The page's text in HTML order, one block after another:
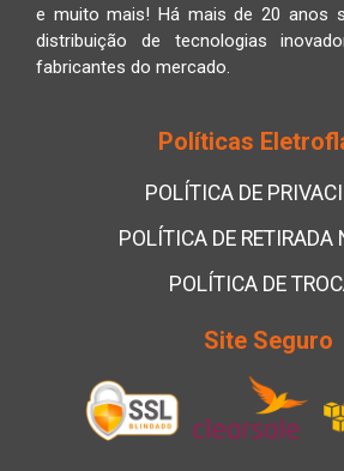
e muito mais! Há mais de 20 anos
distribuição de tecnologias
fabricantes do mercado.
Políticas
POLÍTICA DE
POLÍTICA DE RETIRADA
POLÍTICA DE
Site Seguro